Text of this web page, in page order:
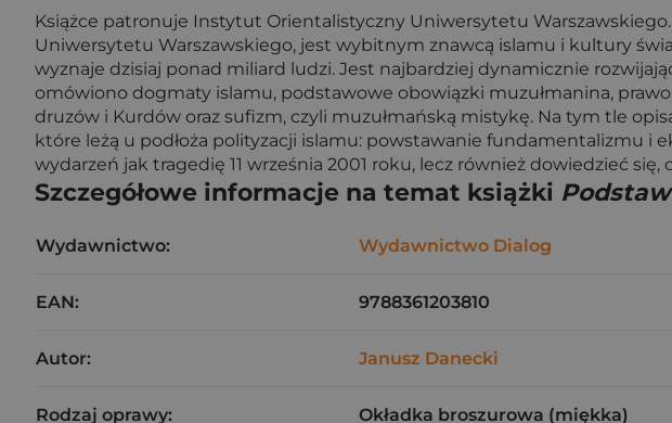
Książce patronuje Instytut Orientalistyczny Uniwersytetu Warszawskiego.
Uniwersytetu Warszawskiego, jest wybitnym znawcą islamu i kultury
wyznaje dzisiaj ponad miliard ludzi. Jest najbardziej dynamicznie
omówiono dogmaty islamu, podstawowe obowiązki muzułmanina,
druzów i Kurdów oraz sufizm, czyli muzułmańską mistykę. Na tym tle
które leżą u podłoża polityzacji islamu: powstawanie fundamentalizmu
wydarzeń jak tragedię 11 września 2001 roku, lecz również dowiedzieć
Szczegółowe informacje na temat książki
Wydawnictwo: Wydawnictwo Dialog
EAN: 9788361203810
Autor: Janusz Danecki
Rodzaj oprawy: Okładka broszurowa (miękka)